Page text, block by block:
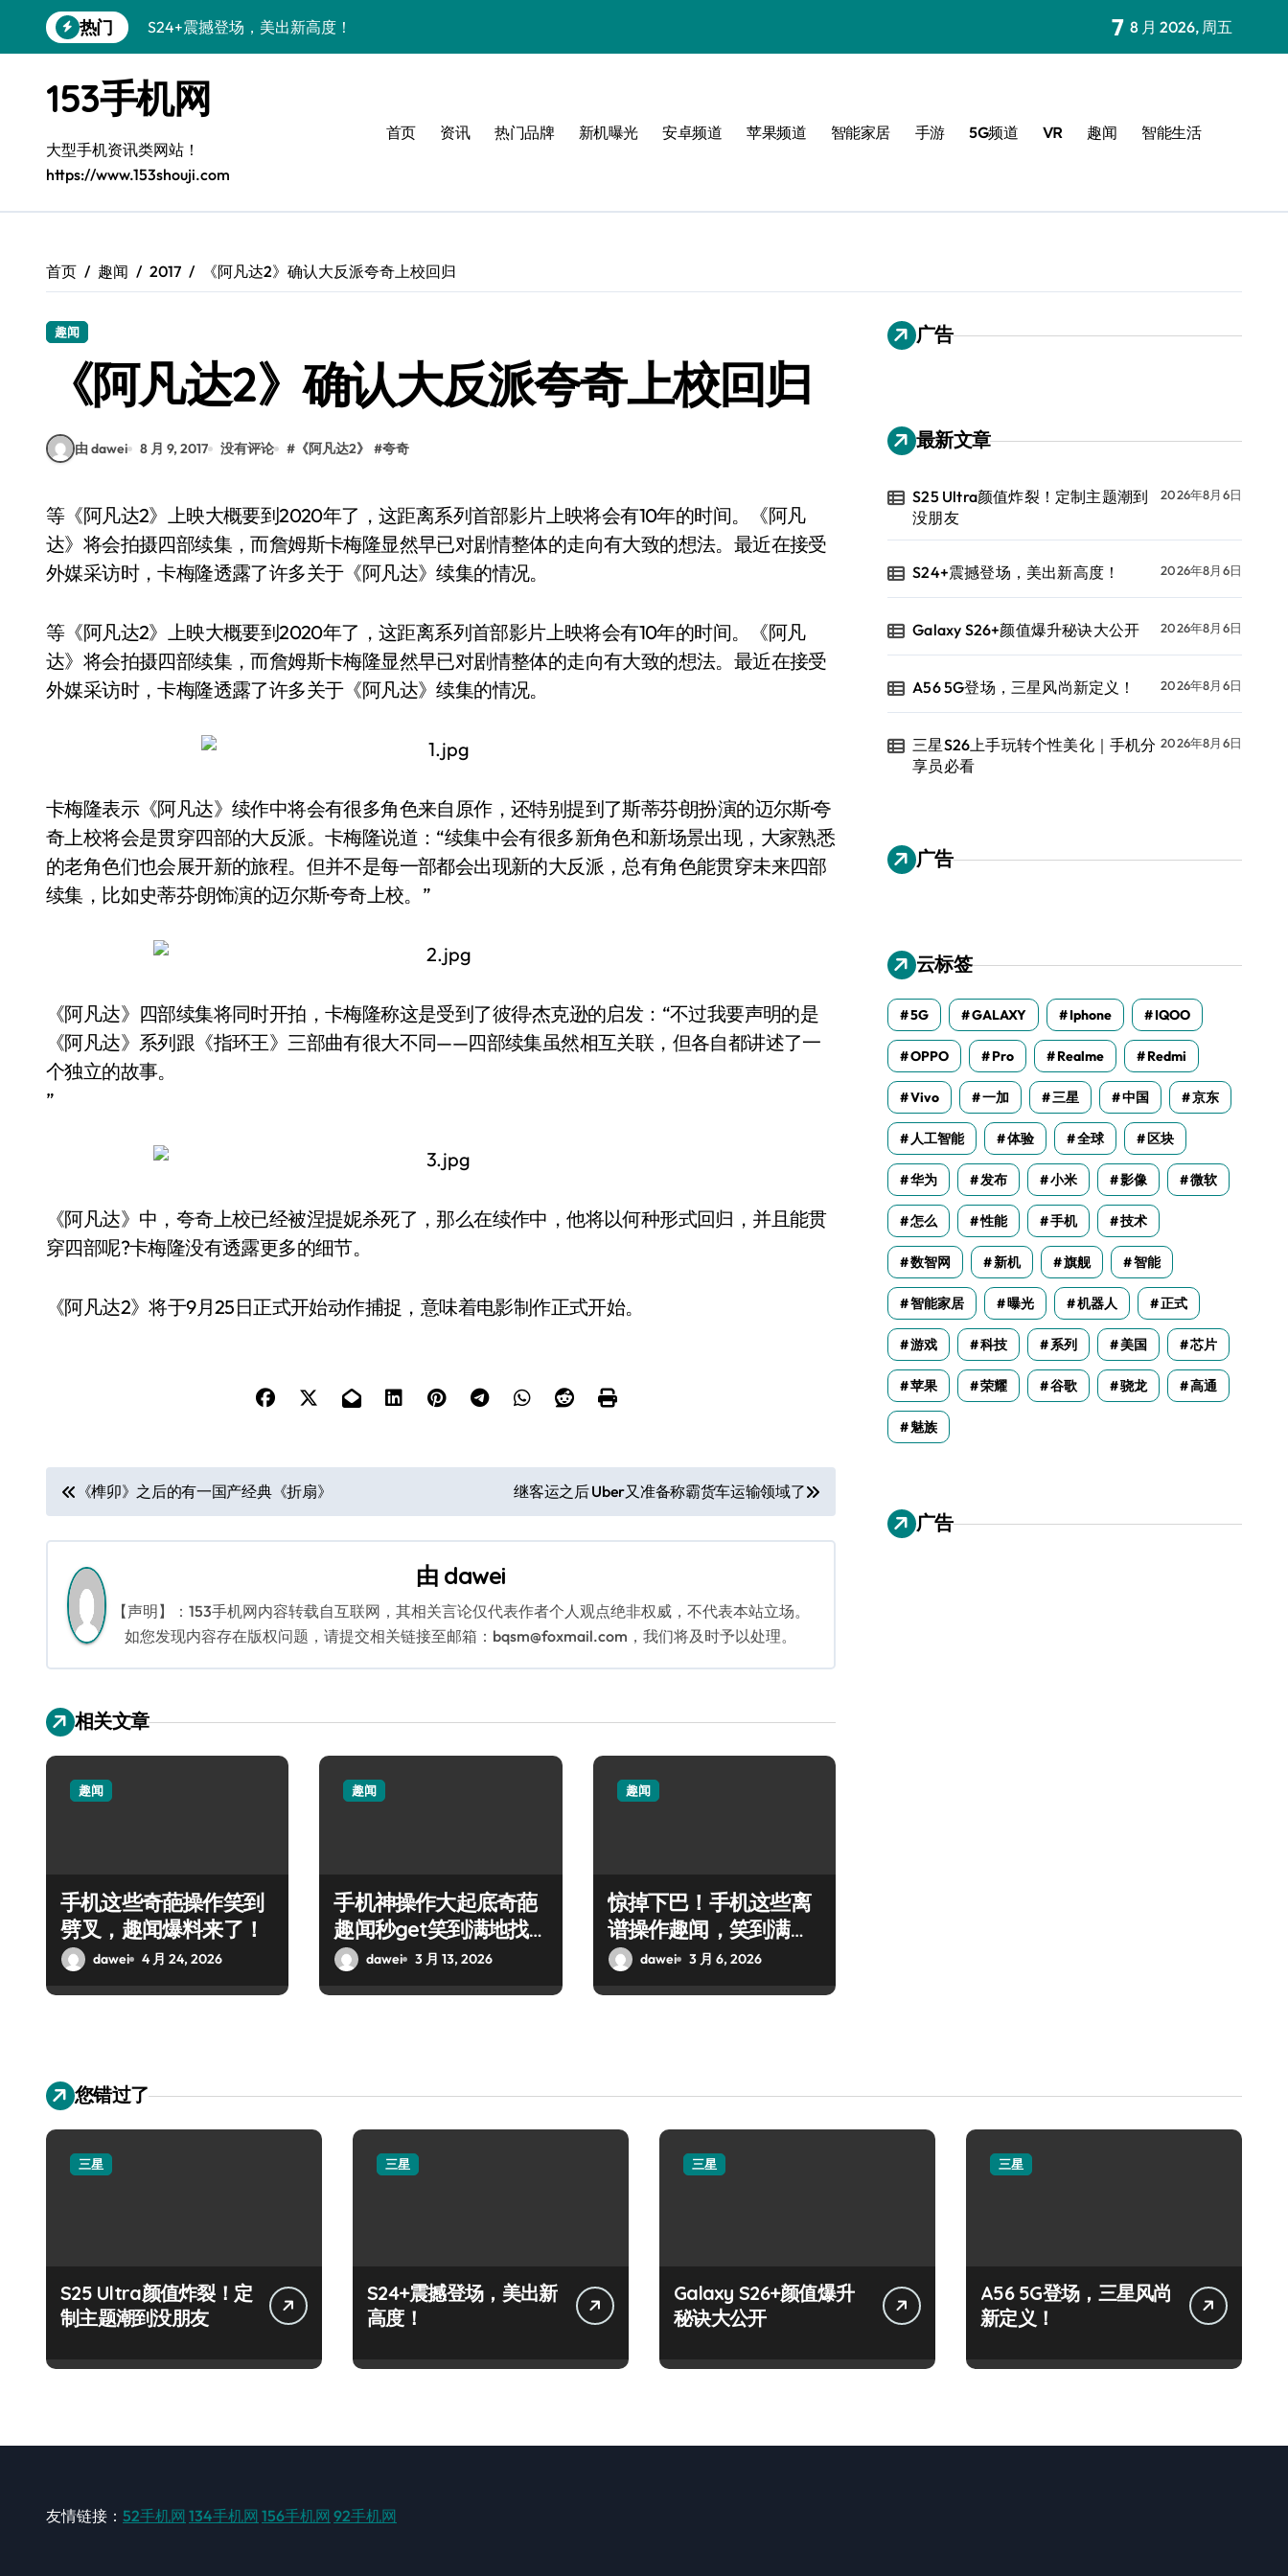
到
热门
S24+震撼登场，美出新高度！
A56 5G登场，三星风尚新定义！
三星S26上手玩转个性美化｜手机分享员必看
S25美化秘籍：个性潮玩，炫酷加倍！
C55 5G焕新秘籍：定制潮流无限畅玩
Galaxy Z Flip6：折叠时尚，一瞬惊艳
S25 Ultra颜值炸裂！定制主题潮到没朋友
7 8 月 2026, 周五
153手机网
大型手机资讯类网站！
https://www.153shouji.com
首页 资讯 热门品牌 新机曝光 安卓频道 苹果频道 智能家居 手游 5G频道 VR 趣闻 智能生活
首页 趣闻 2017 《阿凡达2》确认大反派夸奇上校回归
趣闻
《阿凡达2》确认大反派夸奇上校回归
由 dawei 8 月 9, 2017 没有评论 # 《阿凡达2》 #夸奇
等《阿凡达2》上映大概要到2020年了，这距离系列首部影片上映将会有10年的时间。《阿凡
达》将会拍摄四部续集，而詹姆斯卡梅隆显然早已对剧情整体的走向有大致的想法。最近在接受
外媒采访时，卡梅隆透露了许多关于《阿凡达》续集的情况。
等《阿凡达2》上映大概要到2020年了，这距离系列首部影片上映将会有10年的时间。《阿凡
达》将会拍摄四部续集，而詹姆斯卡梅隆显然早已对剧情整体的走向有大致的想法。最近在接受
外媒采访时，卡梅隆透露了许多关于《阿凡达》续集的情况。
卡梅隆表示《阿凡达》续作中将会有很多角色来自原作，还特别提到了斯蒂芬·朗扮演的迈尔斯·夸
奇上校将会是贯穿四部的大反派。卡梅隆说道：“续集中会有很多新角色和新场景出现，大家熟悉
的老角色们也会展开新的旅程。但并不是每一部都会出现新的大反派，总有角色能贯穿未来四部
续集，比如史蒂芬·朗饰演的迈尔斯·夸奇上校。”
《阿凡达》四部续集将同时开拍，卡梅隆称这是受到了彼得·杰克逊的启发：“不过我要声明的是
《阿凡达》系列跟《指环王》三部曲有很大不同——四部续集虽然相互关联，但各自都讲述了一
个独立的故事。
”
《阿凡达》中，夸奇上校已经被涅提妮杀死了，那么在续作中，他将以何种形式回归，并且能贯
穿四部呢?卡梅隆没有透露更多的细节。
《阿凡达2》将于9月25日正式开始动作捕捉，意味着电影制作正式开始。
文
章
导
航
《榫卯》之后的有一国产经典《折扇》 继客运之后 Uber又准备称霸货车运输领域了
由 dawei
【声明】：153手机网内容转载自互联网，其相关言论仅代表作者个人观点绝非权威，不代表本站立场。
如您发现内容存在版权问题，请提交相关链接至邮箱：bqsm@foxmail.com，我们将及时予以处理。
相关文章
趣闻
手机这些奇葩操作笑到
劈叉，趣闻爆料来了！
dawei 4 月 24, 2026
趣闻
手机神操作大起底奇葩
趣闻秒get笑到满地找
牙
dawei 3 月 13, 2026
趣闻
惊掉下巴！手机这些离
谱操作趣闻，笑到满地
找牙dawei 3 月 6, 2026
广告
最新文章
S25 Ultra颜值炸裂！定制主题潮到
没朋友
2026年8月6日
S24+震撼登场，美出新高度！ 2026年8月6日
Galaxy S26+颜值爆升秘诀大公开 2026年8月6日
A56 5G登场，三星风尚新定义！ 2026年8月6日
三星S26上手玩转个性美化｜手机分
享员必看
2026年8月6日
广告
云标签
5G GALAXY Iphone IQOO
OPPO Pro Realme Redmi
Vivo 一加 三星 中国 京东
人工智能 体验 全球 区块
华为 发布 小米 影像 微软
怎么 性能 手机 技术
数智网 新机 旗舰 智能
智能家居 曝光 机器人 正式
游戏 科技 系列 美国 芯片
苹果 荣耀 谷歌 骁龙 高通
魅族
广告
您错过了
三星
S25 Ultra颜值炸裂！定
制主题潮到没朋友
三星
S24+震撼登场，美出新
高度！
三星
Galaxy S26+颜值爆升
秘诀大公开
三星
A56 5G登场，三星风尚
新定义！
友情链接： 52手机网 134手机网 156手机网 92手机网